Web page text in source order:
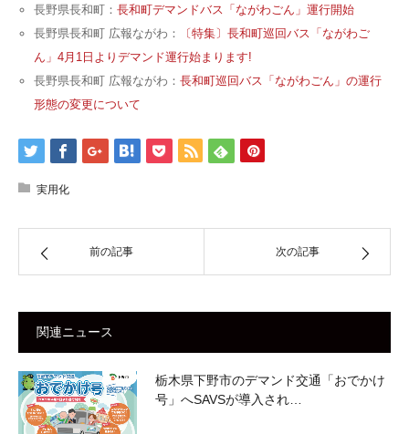
長野県長和町： 長和町デマンドバス「ながわごん」運行開始
長野県長和町 広報ながわ：
〔特集〕長和町巡回バス「ながわご
ん」4月1日よりデマンド運行始まります!
長野県長和町 広報ながわ： 長和町巡回バス「ながわごん」の運行
形態の変更について
実用化
前の記事 次の記事
関連ニュース
栃木県下野市のデマンド交通「おでかけ
号」へSAVSが導入され…